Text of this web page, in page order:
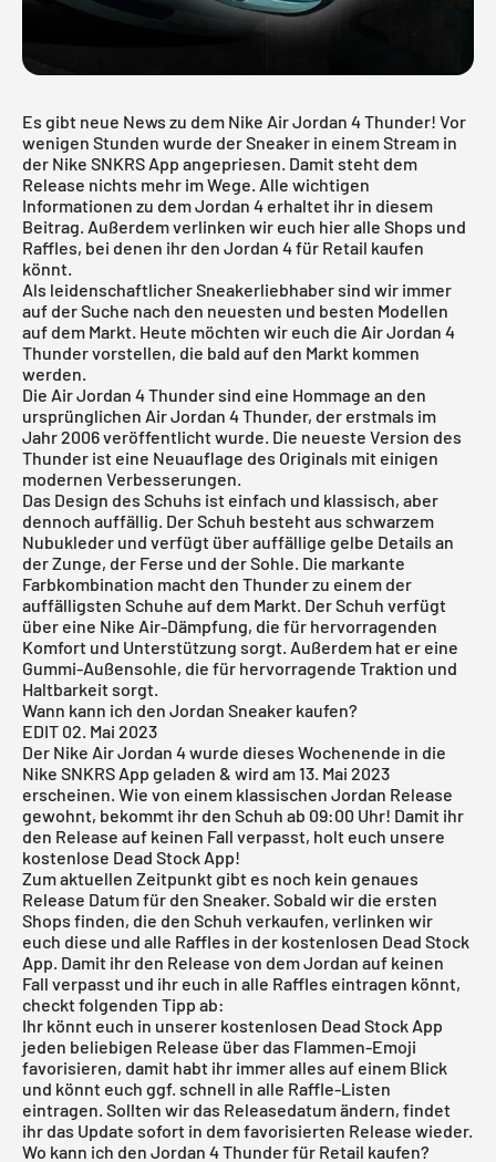
Es gibt neue News zu dem Nike Air Jordan 4 Thunder! Vor
wenigen Stunden wurde der Sneaker in einem Stream in
der Nike SNKRS App angepriesen. Damit steht dem
Release nichts mehr im Wege. Alle wichtigen
Informationen zu dem Jordan 4 erhaltet ihr in diesem
Beitrag. Außerdem verlinken wir euch hier alle Shops und
Raffles, bei denen ihr den Jordan 4 für Retail kaufen
könnt.
Als leidenschaftlicher Sneakerliebhaber sind wir immer
auf der Suche nach den neuesten und besten Modellen
auf dem Markt. Heute möchten wir euch die Air Jordan 4
Thunder vorstellen, die bald auf den Markt kommen
werden.
Die Air Jordan 4 Thunder sind eine Hommage an den
ursprünglichen Air Jordan 4 Thunder, der erstmals im
Jahr 2006 veröffentlicht wurde. Die neueste Version des
Thunder ist eine Neuauflage des Originals mit einigen
modernen Verbesserungen.
Das Design des Schuhs ist einfach und klassisch, aber
dennoch auffällig. Der Schuh besteht aus schwarzem
Nubukleder und verfügt über auffällige gelbe Details an
der Zunge, der Ferse und der Sohle. Die markante
Farbkombination macht den Thunder zu einem der
auffälligsten Schuhe auf dem Markt. Der Schuh verfügt
über eine Nike Air-Dämpfung, die für hervorragenden
Komfort und Unterstützung sorgt. Außerdem hat er eine
Gummi-Außensohle, die für hervorragende Traktion und
Haltbarkeit sorgt.
Wann kann ich den Jordan Sneaker kaufen?
EDIT 02. Mai 2023
Der Nike Air Jordan 4 wurde dieses Wochenende in die
Nike SNKRS App geladen & wird am 13. Mai 2023
erscheinen. Wie von einem klassischen Jordan Release
gewohnt, bekommt ihr den Schuh ab 09:00 Uhr! Damit ihr
den Release auf keinen Fall verpasst, holt euch unsere
kostenlose Dead Stock App!
Zum aktuellen Zeitpunkt gibt es noch kein genaues
Release Datum für den Sneaker. Sobald wir die ersten
Shops finden, die den Schuh verkaufen, verlinken wir
euch diese und alle Raffles in der kostenlosen Dead Stock
App. Damit ihr den Release von dem Jordan auf keinen
Fall verpasst und ihr euch in alle Raffles eintragen könnt,
checkt folgenden Tipp ab:
Ihr könnt euch in unserer kostenlosen Dead Stock App
jeden beliebigen Release über das Flammen-Emoji
favorisieren, damit habt ihr immer alles auf einem Blick
und könnt euch ggf. schnell in alle Raffle-Listen
eintragen. Sollten wir das Releasedatum ändern, findet
ihr das Update sofort in dem favorisierten Release wieder.
Wo kann ich den Jordan 4 Thunder für Retail kaufen?